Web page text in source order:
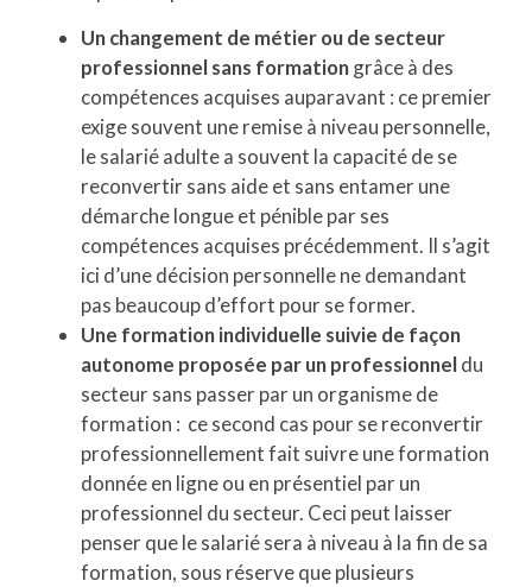
Un changement de métier ou de secteur
professionnel sans formationgrâce à des
compétences acquises auparavant : ce premier
exige souvent une remise à niveau personnelle,
le salarié adulte a souvent la capacité de se
reconvertir sans aide et sans entamer une
démarche longue et pénible par ses
compétences acquises précédemment. Il s’agit
ici d’une décision personnelle ne demandant
pas beaucoup d’effort pour se former.
Une formation individuelle suivie de façon
autonome proposée par un professionneldu
secteur sans passer par un organisme de
formation : ce second cas pour se reconvertir
professionnellement fait suivre une formation
donnée en ligne ou en présentiel par un
professionnel du secteur. Ceci peut laisser
penser que le salarié sera à niveau à la fin de sa
formation, sous réserve que plusieurs